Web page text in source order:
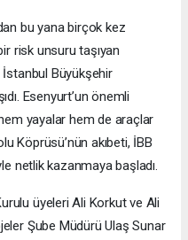
bu yana birçok kez
risk unsuru taşıyan
İstanbul Büyükşehir
Esenyurt’un önemli
yayalar hem de araçlar
Köprüsü’nün akıbeti, İBB
netlik kazanmaya başladı.
üyeleri Ali Korkut ve Ali
Şube Müdürü Ulaş Sunar